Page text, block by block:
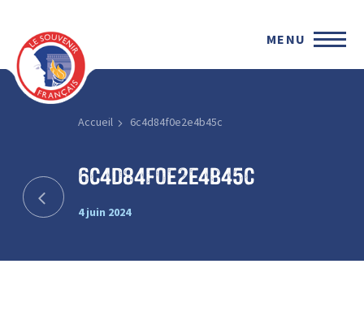
MENU
Accueil 6c4d84f0e2e4b45c
6c4d84f0e2e4b45c
4 juin 2024